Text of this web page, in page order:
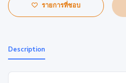
รายการที่ชอบ
Description